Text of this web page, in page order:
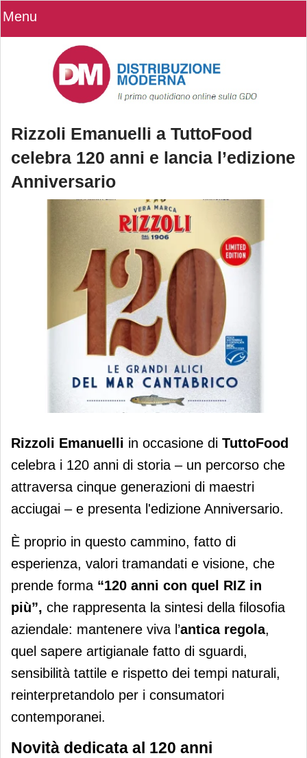
Menu
Rizzoli Emanuelli a TuttoFood
celebra 120 anni e lancia l’edizione
Anniversario
Rizzoli Emanuelli a TuttoFood celebra
Anniversario
Rizzoli Emanuelli in occasione di TuttoFood
celebra i 120 anni di storia – un percorso che
attraversa cinque generazioni di maestri
acciugai – e presenta l'edizione Anniversario.
È proprio in questo cammino, fatto di
esperienza, valori tramandati e visione, che
prende forma “120 anni con quel RIZ in
più”, che rappresenta la sintesi della filosofia
aziendale: mantenere viva l’antica regola,
quel sapere artigianale fatto di sguardi,
sensibilità tattile e rispetto dei tempi naturali,
reinterpretandolo per i consumatori
contemporanei.
Novità dedicata al 120 anni